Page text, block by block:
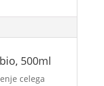
500ml
celega